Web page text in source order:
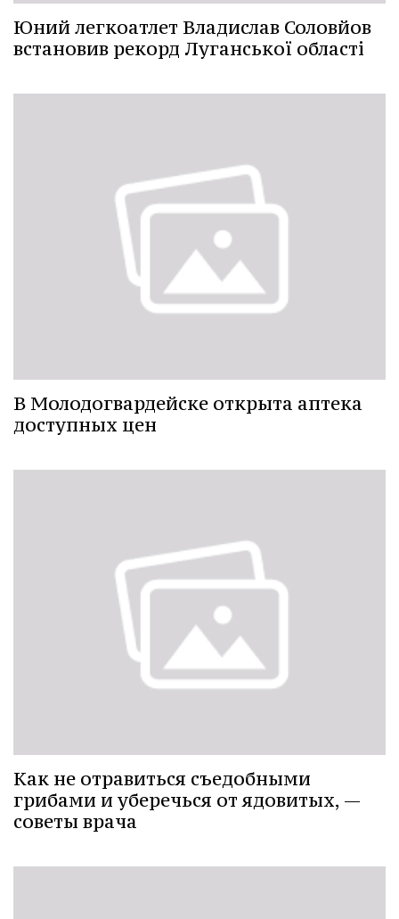
Юний легкоатлет Владислав Соловйов
встановив рекорд Луганської області
В Молодогвардейске открыта аптека
доступных цен
Как не отравиться съедобными
грибами и уберечься от ядовитых, —
советы врача